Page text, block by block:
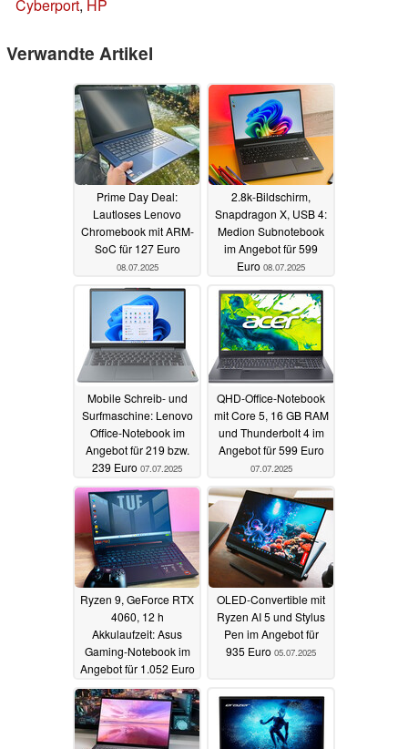
Cyberport, HP
Verwandte Artikel
Prime Day Deal:
Lautloses Lenovo
Chromebook mit ARM-
SoC für 127 Euro
08.07.2025
2.8k-Bildschirm,
Snapdragon X, USB 4:
Medion Subnotebook
im Angebot für 599
Euro 08.07.2025
Mobile Schreib- und
Surfmaschine: Lenovo
Office-Notebook im
Angebot für 219 bzw.
239 Euro 07.07.2025
QHD-Office-Notebook
mit Core 5, 16 GB RAM
und Thunderbolt 4 im
Angebot für 599 Euro
07.07.2025
Ryzen 9, GeForce RTX
4060, 12 h
Akkulaufzeit: Asus
Gaming-Notebook im
Angebot für 1.052 Euro
06.07.2025
OLED-Convertible mit
Ryzen AI 5 und Stylus
Pen im Angebot für
935 Euro 05.07.2025